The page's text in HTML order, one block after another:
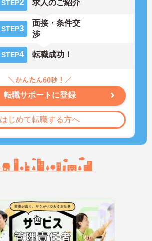
STEP2 求人のご紹介
STEP3
面接・条件交
渉
STEP4 転職成功！
転職サポートに登録
はじめて転職する方へ